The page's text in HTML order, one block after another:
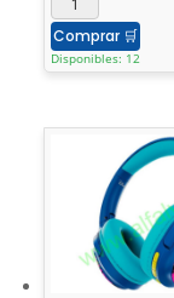
Comprar 🛒
Disponibles: 12